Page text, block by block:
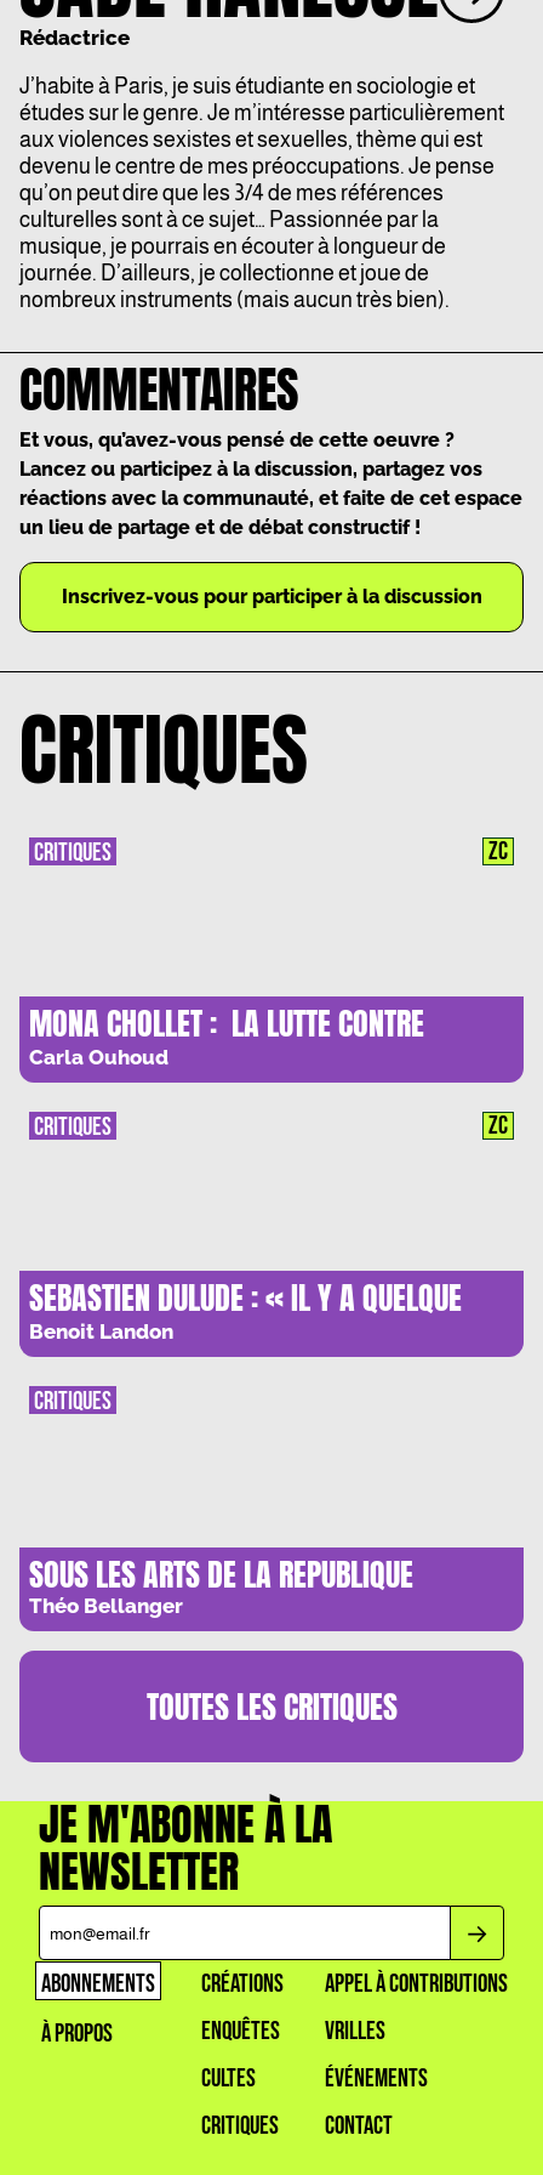
Rédactrice
J’habite à Paris, je suis étudiante en sociologie et
études sur le genre. Je m’intéresse particulièrement
aux violences sexistes et sexuelles, thème qui est
devenu le centre de mes préoccupations. Je pense
qu’on peut dire que les 3/4 de mes références
culturelles sont à ce sujet… Passionnée par la
musique, je pourrais en écouter à longueur de
journée. D’ailleurs, je collectionne et joue de
nombreux instruments (mais aucun très bien).
COMMENTAIRES
Et vous, qu’avez-vous pensé de cette oeuvre ?
Lancez ou participez à la discussion, partagez vos
réactions avec la communauté, et faite de cet espace
un lieu de partage et de débat constructif !
Inscrivez-vous pour participer à la discussion
CRITIQUES
MONA CHOLLET : LA LUTTE CONTRE
L’ENNEMI INVISIBLE
Carla Ouhoud
CRITIQUES ZC
SEBASTIEN DULUDE : « IL Y A QUELQUE
CHOSE D’UNIVERSEL A GRANDIR DANS UNE
VILLE MONO-INDUSTRIELLE »
Benoit Landon
CRITIQUES ZC
SOUS LES ARTS DE LA REPUBLIQUE
Théo Bellanger
CRITIQUES
TOUTES LESCRITIQUES
JE M'ABONNE À LA
NEWSLETTER
ABONNEMENTS
À PROPOS
CRÉATIONS
ENQUÊTES
CULTES
CRITIQUES
APPEL À CONTRIBUTIONS
VRILLES
ÉVÉNEMENTS
CONTACT